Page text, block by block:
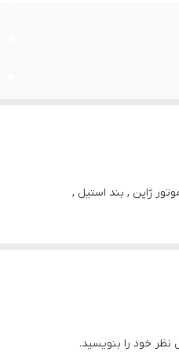
ژاپن , بند استیل ,
خود را بنویسید.